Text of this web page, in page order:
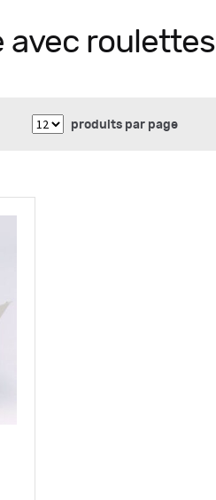
avec roulettes
produits par page